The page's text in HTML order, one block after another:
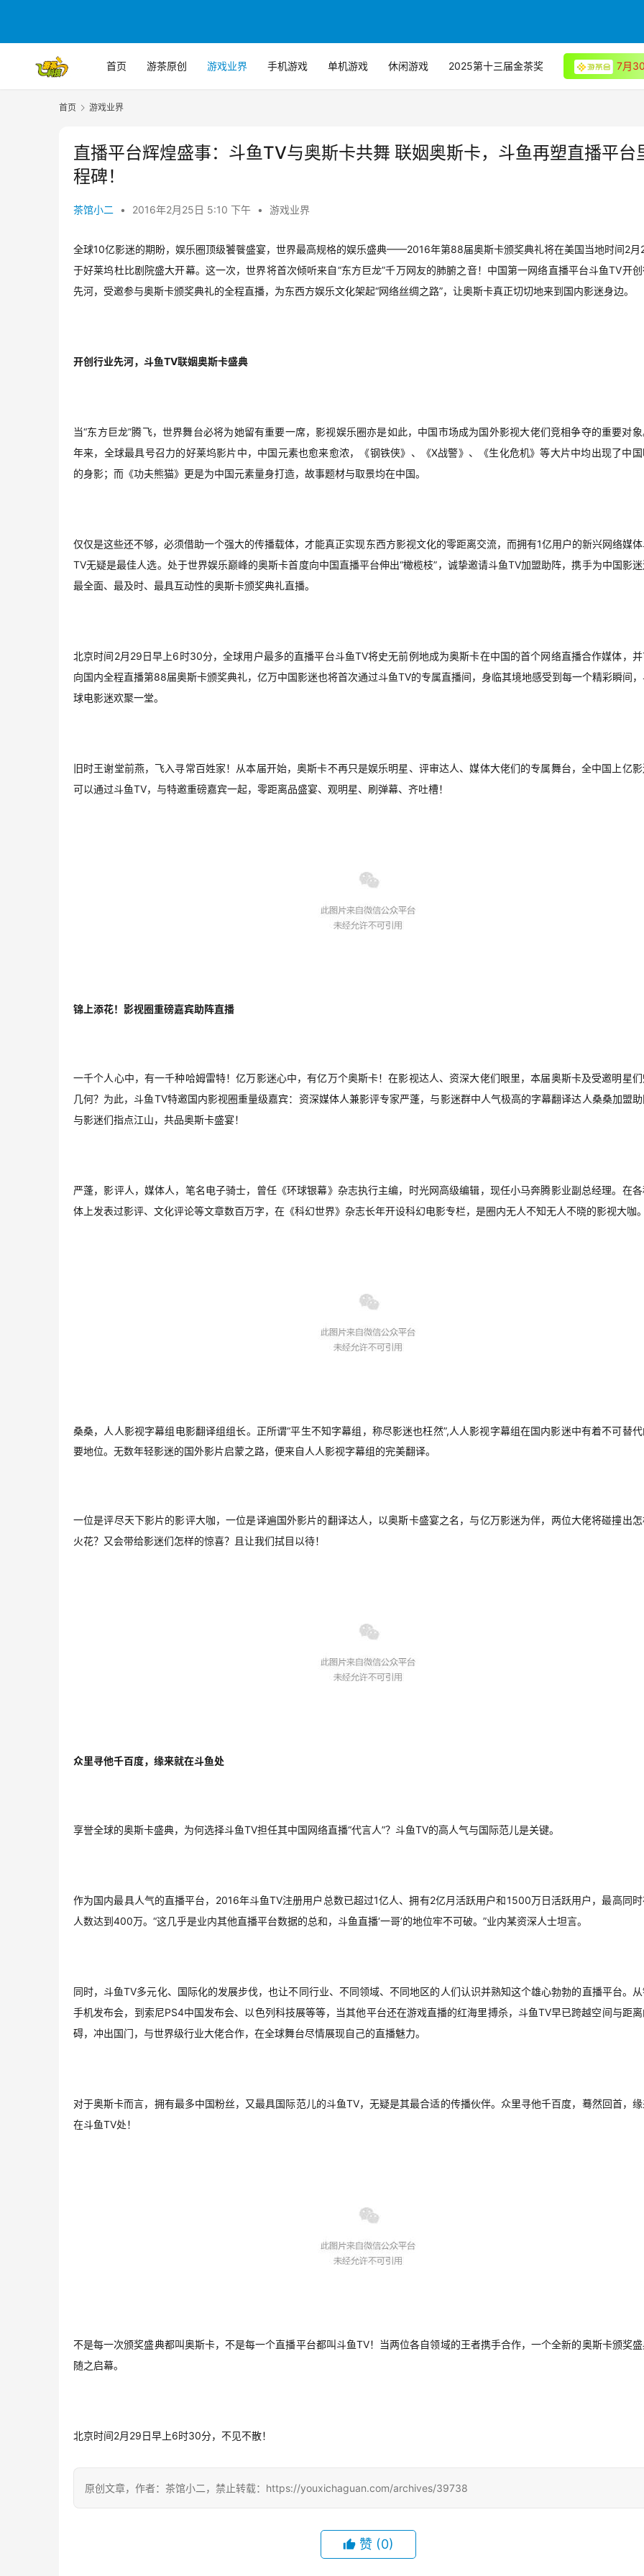
首页 游茶原创 游戏业界 手机游戏 单机游戏 休闲游戏 2025第十三届金茶奖 7月
首页 游戏业界
直播平台辉煌盛事：斗鱼TV与奥斯卡共舞 联姻奥斯卡，斗鱼再塑直播平台
程碑！
茶馆小二 • 2016年2月25日 5:10 下午 • 游戏业界
全球10亿影迷的期盼，娱乐圈顶级饕餮盛宴，世界最高规格的娱乐盛典——2016年第88届奥斯卡颁奖典礼将在美国当地时间2月
于好莱坞杜比剧院盛大开幕。这一次，世界将首次倾听来自“东方巨龙”千万网友的肺腑之音！中国第一网络直播平台斗鱼TV开
先河，受邀参与奥斯卡颁奖典礼的全程直播，为东西方娱乐文化架起“网络丝绸之路”，让奥斯卡真正切切地来到国内影迷身边。
开创行业先河，斗鱼TV联姻奥斯卡盛典
当“东方巨龙”腾飞，世界舞台必将为她留有重要一席，影视娱乐圈亦是如此，中国市场成为国外影视大佬们竞相争夺的重要对
年来，全球最具号召力的好莱坞影片中，中国元素也愈来愈浓，《钢铁侠》、《X战警》、《生化危机》等大片中均出现了中
的身影；而《功夫熊猫》更是为中国元素量身打造，故事题材与取景均在中国。
仅仅是这些还不够，必须借助一个强大的传播载体，才能真正实现东西方影视文化的零距离交流，而拥有1亿用户的新兴网络媒
TV无疑是最佳人选。处于世界娱乐巅峰的奥斯卡首度向中国直播平台伸出“橄榄枝”，诚挚邀请斗鱼TV加盟助阵，携手为中国影
最全面、最及时、最具互动性的奥斯卡颁奖典礼直播。
北京时间2月29日早上6时30分，全球用户最多的直播平台斗鱼TV将史无前例地成为奥斯卡在中国的首个网络直播合作媒体，
向国内全程直播第88届奥斯卡颁奖典礼，亿万中国影迷也将首次通过斗鱼TV的专属直播间，身临其境地感受到每一个精彩瞬间
球电影迷欢聚一堂。
旧时王谢堂前燕，飞入寻常百姓家！从本届开始，奥斯卡不再只是娱乐明星、评审达人、媒体大佬们的专属舞台，全中国上亿
可以通过斗鱼TV，与特邀重磅嘉宾一起，零距离品盛宴、观明星、刷弹幕、齐吐槽！
锦上添花！影视圈重磅嘉宾助阵直播
一千个人心中，有一千种哈姆雷特！亿万影迷心中，有亿万个奥斯卡！在影视达人、资深大佬们眼里，本届奥斯卡及受邀明星
几何？为此，斗鱼TV特邀国内影视圈重量级嘉宾：资深媒体人兼影评专家严蓬，与影迷群中人气极高的字幕翻译达人桑桑加盟
与影迷们指点江山，共品奥斯卡盛宴！
严蓬，影评人，媒体人，笔名电子骑士，曾任《环球银幕》杂志执行主编，时光网高级编辑，现任小马奔腾影业副总经理。在
体上发表过影评、文化评论等文章数百万字，在《科幻世界》杂志长年开设科幻电影专栏，是圈内无人不知无人不晓的影视大咖
桑桑，人人影视字幕组电影翻译组组长。正所谓“平生不知字幕组，称尽影迷也枉然”,人人影视字幕组在国内影迷中有着不可替
要地位。无数年轻影迷的国外影片启蒙之路，便来自人人影视字幕组的完美翻译。
一位是评尽天下影片的影评大咖，一位是译遍国外影片的翻译达人，以奥斯卡盛宴之名，与亿万影迷为伴，两位大佬将碰撞出
火花？又会带给影迷们怎样的惊喜？且让我们拭目以待！
众里寻他千百度，缘来就在斗鱼处
享誉全球的奥斯卡盛典，为何选择斗鱼TV担任其中国网络直播“代言人”？斗鱼TV的高人气与国际范儿是关键。
作为国内最具人气的直播平台，2016年斗鱼TV注册用户总数已超过1亿人、拥有2亿月活跃用户和1500万日活跃用户，最高同
人数达到400万。“这几乎是业内其他直播平台数据的总和，斗鱼直播‘一哥’的地位牢不可破。”业内某资深人士坦言。
同时，斗鱼TV多元化、国际化的发展步伐，也让不同行业、不同领域、不同地区的人们认识并熟知这个雄心勃勃的直播平台。
手机发布会，到索尼PS4中国发布会、以色列科技展等等，当其他平台还在游戏直播的红海里搏杀，斗鱼TV早已跨越空间与距
碍，冲出国门，与世界级行业大佬合作，在全球舞台尽情展现自己的直播魅力。
对于奥斯卡而言，拥有最多中国粉丝，又最具国际范儿的斗鱼TV，无疑是其最合适的传播伙伴。众里寻他千百度，蓦然回首，
在斗鱼TV处！
不是每一次颁奖盛典都叫奥斯卡，不是每一个直播平台都叫斗鱼TV！当两位各自领域的王者携手合作，一个全新的奥斯卡颁奖
随之启幕。
北京时间2月29日早上6时30分，不见不散！
原创文章，作者：茶馆小二，禁止转载：https://youxichaguan.com/archives/39738
赞 (0)